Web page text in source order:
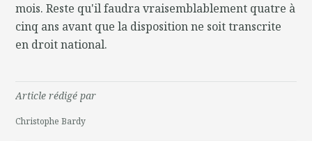
mois. Reste qu'il faudra vraisemblablement quatre à
cinq ans avant que la disposition ne soit transcrite
en droit national.
Article rédigé par
Christophe Bardy